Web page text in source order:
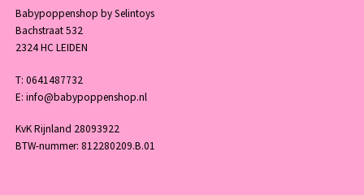
Babypoppenshop by Selintoys
Bachstraat 532
2324 HC LEIDEN
T: 0641487732
E: info@babypoppenshop.nl
KvK Rijnland 28093922
BTW-nummer: 812280209.B.01